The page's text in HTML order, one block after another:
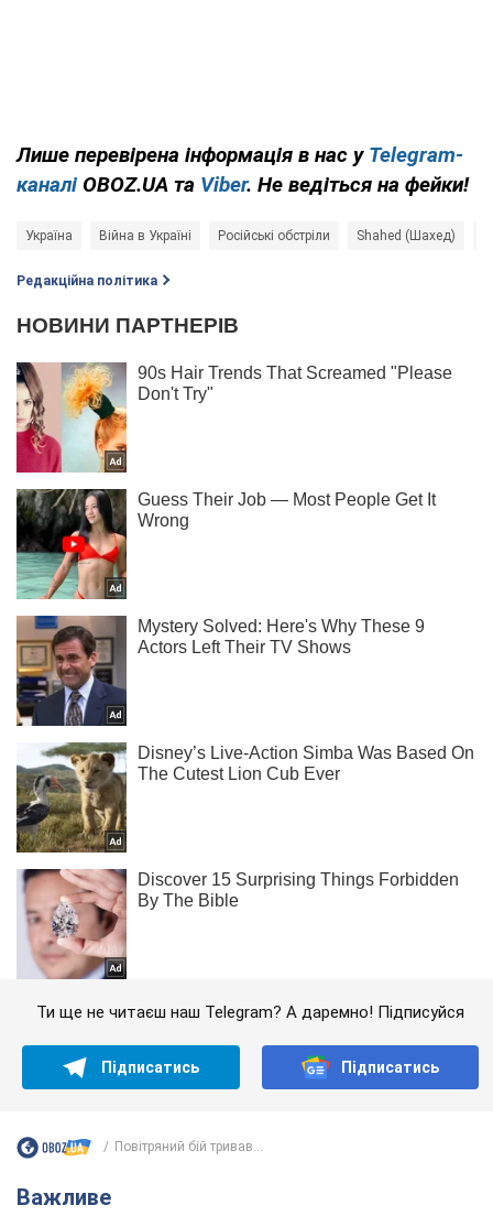
Лише перевірена інформація в нас у Telegram-
каналі OBOZ.UA та Viber. Не ведіться на фейки!
Україна Війна в Україні Російські обстріли Shahed (Шахед)
Редакційна політика
Ти ще не читаєш наш Telegram? А даремно! Підписуйся
Підписатись Підписатись
Повітряний бій тривав...
Важливе